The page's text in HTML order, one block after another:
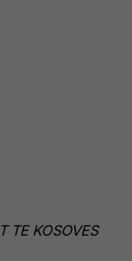
TE KOSOVES